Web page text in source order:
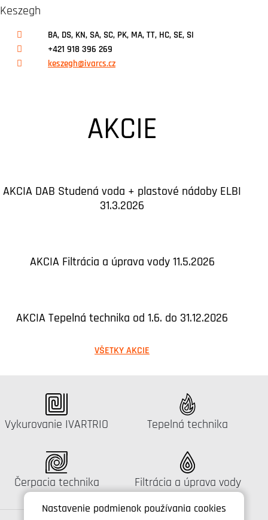
Nastavenie podmienok používania cookies
BA, DS, KN, SA, SC, PK, MA, TT, HC, SE, SI
+421 918 396 269
keszegh@ivarcs.cz
AKCIE
AKCIA DAB Studená voda + plastové nádoby ELBI
31.3.2026
AKCIA Filtrácia a úprava vody 11.5.2026
AKCIA Tepelná technika od 1.6. do 31.12.2026
VŠETKY AKCIE
Katalógus:
Vykurovanie IVARTRIO Katalógus:
Tepelná technika
Katalógus:
Čerpacia technika Katalógus:
Filtrácia a úprava vody